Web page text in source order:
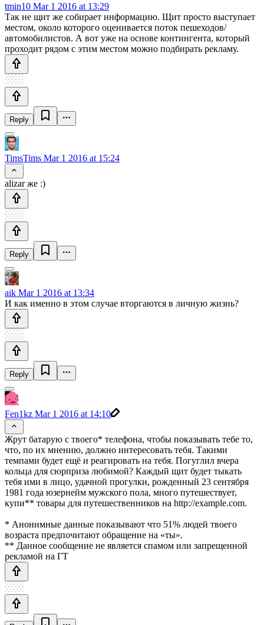
tmin10 Mar 1 2016 at 13:29
Так не щит же собирает информацию. Щит просто выступает
местом, около которого оценивается поток пешеходов/
автомобилистов. А вот уже на основе контингента, который
проходит рядом с этим местом можно подбирать рекламу.
Reply
TimsTims Mar 1 2016 at 15:24
alizar же :)
Reply
aik Mar 1 2016 at 13:34
И как именно в этом случае вторгаются в личную жизнь?
Reply
Fen1kz Mar 1 2016 at 14:10
Жрут батарую с твоего* телефона, чтобы показывать тебе то,
что, по их мнению, должно интересовать тебя. Такими
темпами будет ещё и реагировать на тебя. Погуглил вчера
кольца для сюрприза любимой? Каждый щит будет тыкать
тебя ими в лицо, удачной прогулки, рожденный 23 сентября
1981 года юзернейм мужского пола, много путешествует,
купи** товары для путешественников на http://example.com.
* Анонимные данные показывают что 51% людей твоего
возраста предпочитают обращение на «ты».
** Данное сообщение не является спамом или запрещенной
рекламой на ГТ